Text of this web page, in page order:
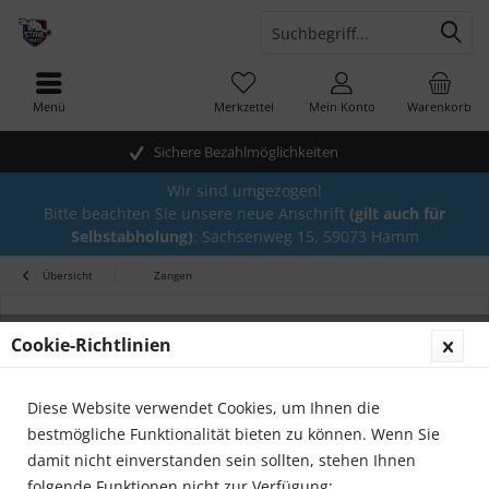
Sichere Bezahlmöglichkeiten
Warenkorb
Merkzettel Mein Konto
Menü
Wir sind umgezogen!
Bitte beachten Sie unsere neue Anschrift (gilt auch für
Selbstabholung): Sachsenweg 15, 59073 Hamm
Übersicht Zangen
Cookie-Richtlinien
Diese Website verwendet Cookies, um Ihnen die
bestmögliche Funktionalität bieten zu können. Wenn Sie
damit nicht einverstanden sein sollten, stehen Ihnen